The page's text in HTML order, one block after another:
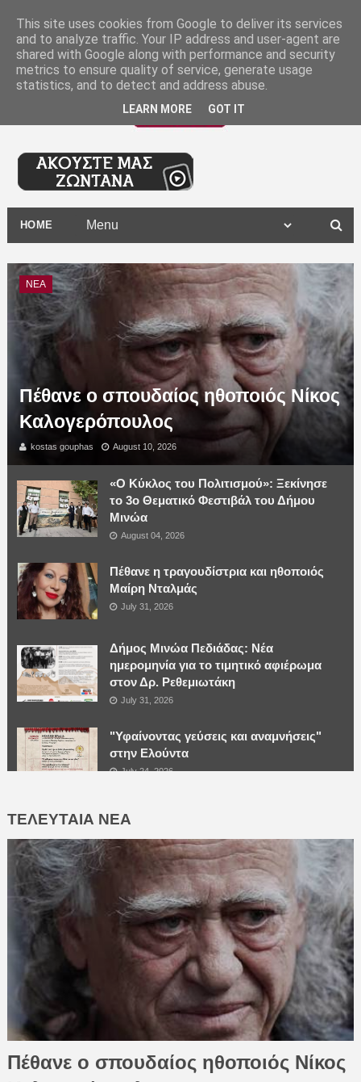
HOME
ΝΕΑ
Πέθανε ο σπουδαίος ηθοποιός Νίκος
Καλογερόπουλος
kostas gouphas August 10, 2026
«Ο Κύκλος του Πολιτισμού»: Ξεκίνησε
το 3ο Θεματικό Φεστιβάλ του Δήμου
Μινώα
August 04, 2026
Πέθανε η τραγουδίστρια και ηθοποιός
Μαίρη Νταλμάς
July 31, 2026
Δήμος Μινώα Πεδιάδας: Νέα
ημερομηνία για το τιμητικό αφιέρωμα
στον Δρ. Ρεθεμιωτάκη
July 31, 2026
"Υφαίνοντας γεύσεις και αναμνήσεις"
στην Ελούντα
July 24, 2026
ΤΕΛΕΥΤΑΙΑ ΝΕΑ
Πέθανε ο σπουδαίος ηθοποιός Νίκος
This site uses cookies from Google to deliver its services
and to analyze traffic. Your IP address and user-agent are
shared with Google along with performance and security
metrics to ensure quality of service, generate usage
statistics, and to detect and address abuse.
LEARN MORE GOT IT